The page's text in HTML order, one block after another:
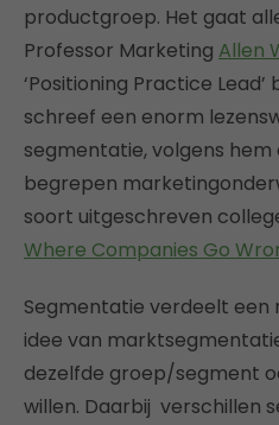
productgroep. Het gaat
Professor Marketing Allen
‘Positioning Practice
schreef een enorm
segmentatie, volgens hem
begrepen
soort uitgeschreven
Where Companies Go
Segmentatie verdeelt een
idee van
dezelfde groep/segment
willen. Daarbij verschillen